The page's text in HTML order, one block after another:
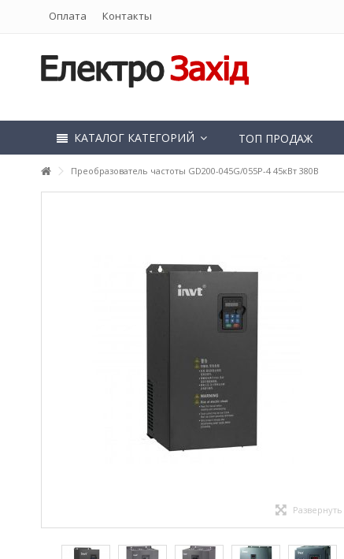
Оплата Контакты
КАТАЛОГ КАТЕГОРИЙ ТОП ПРОДАЖ
Преобразователь частоты GD200-045G/055P-4 45кВт 380В
Развернуть